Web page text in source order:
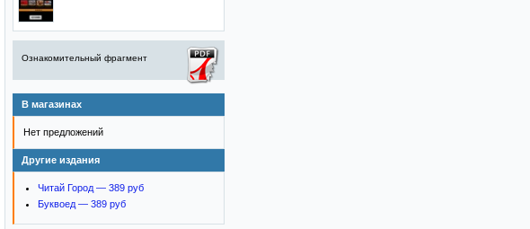
Ознакомительный фрагмент
В магазинах
Нет предложений
Другие издания
Читай Город — 389 руб
Буквоед — 389 руб